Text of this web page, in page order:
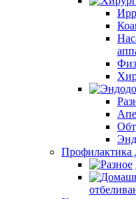
Профилактика